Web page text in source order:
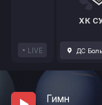
LIVE
ХК
ДС
Гимн